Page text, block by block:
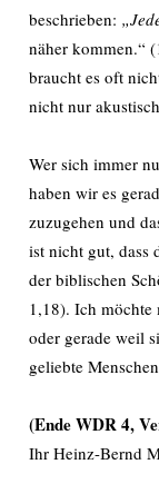
beschrieben:
näher kommen.“
braucht es oft
nicht nur
Wer sich immer
haben wir es
zuzugehen und
ist nicht gut, dass
der biblischen
1,18). Ich möchte
oder gerade weil
geliebte
(Ende WDR 4,
Ihr Heinz-Bernd